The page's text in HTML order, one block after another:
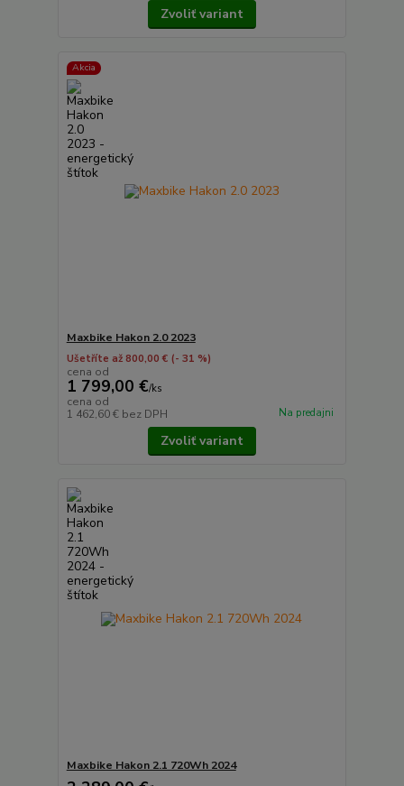
Zvoliť variant
Akcia
Maxbike Hakon 2.0 2023
Ušetříte až 800,00 € (- 31 %)
cena od
1 799,00 €/ks
cena od
1 462,60 € bez DPH Na predajni
Zvoliť variant
Maxbike Hakon 2.1 720Wh 2024